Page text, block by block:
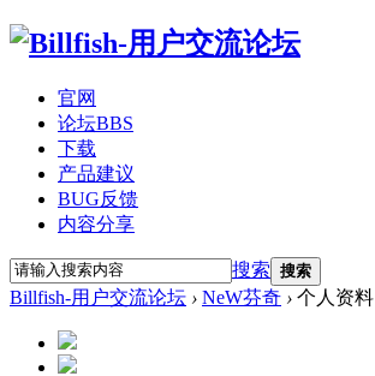
官网
论坛BBS
下载
产品建议
BUG反馈
内容分享
搜索 搜索
Billfish-用户交流论坛 › NeW芬奇 › 个人资料